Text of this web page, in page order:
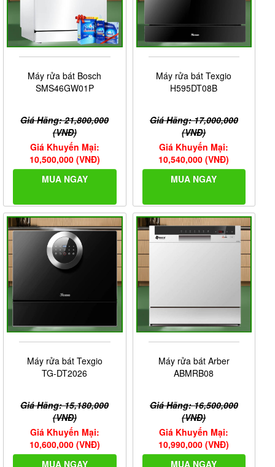
Máy rửa bát Bosch
SMS46GW01P
Giá Hãng: 21,800,000
(VNĐ)
Giá Khuyến Mại:
10,500,000 (VNĐ)
MUA NGAY
Máy rửa bát Texgio
H595DT08B
Giá Hãng: 17,000,000
(VNĐ)
Giá Khuyến Mại:
10,540,000 (VNĐ)
MUA NGAY
Máy rửa bát Texgio
TG-DT2026
Giá Hãng: 15,180,000
(VNĐ)
Giá Khuyến Mại:
10,600,000 (VNĐ)
MUA NGAY
Máy rửa bát Arber
ABMRB08
Giá Hãng: 16,500,000
(VNĐ)
Giá Khuyến Mại:
10,990,000 (VNĐ)
MUA NGAY